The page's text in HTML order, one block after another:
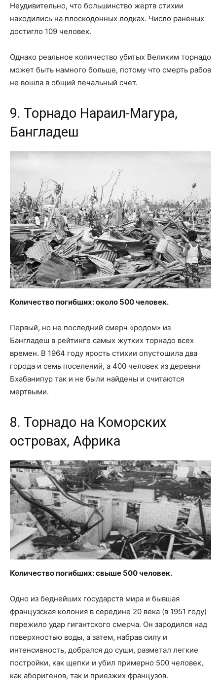
Неудивительно, что большинство жертв стихии
находились на плоскодонных лодках. Число раненых
достигло 109 человек.
Однако реальное количество убитых Великим торнадо
может быть намного больше, потому что смерть рабов
не вошла в общий печальный счет.
9. Торнадо Нараил-Магура,
Бангладеш
Количество погибших: около 500 человек.
Первый, но не последний смерч «родом» из
Бангладеш в рейтинге самых жутких торнадо всех
времен. В 1964 году ярость стихии опустошила два
города и семь поселений, а 400 человек из деревни
Бхабанипур так и не были найдены и считаются
мертвыми.
8. Торнадо на Коморских
островах, Африка
Количество погибших: свыше 500 человек.
Одно из беднейших государств мира и бывшая
французская колония в середине 20 века (в 1951 году)
пережило удар гигантского смерча. Он зародился над
поверхностью воды, а затем, набрав силу и
интенсивность, добрался до суши, разметал легкие
постройки, как щепки и убил примерно 500 человек,
как аборигенов, так и приезжих французов.